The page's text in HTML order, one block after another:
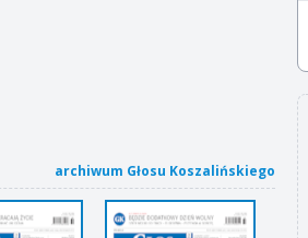
archiwum Głosu Koszalińskiego